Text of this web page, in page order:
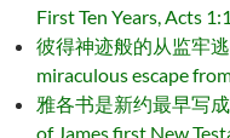
First Ten Years, Acts
彼得神迹般的从监牢
miraculous escape
雅各书是新约最早写
of James first New